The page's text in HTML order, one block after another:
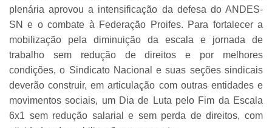
plenária aprovou a intensificação da defesa do ANDES-
SN e o combate à Federação Proifes. Para fortalecer a
mobilização pela diminuição da escala e jornada de
trabalho sem redução de direitos e por melhores
condições, o Sindicato Nacional e suas seções sindicais
deverão construir, em articulação com outras entidades e
movimentos sociais, um Dia de Luta pelo Fim da Escala
6x1 sem redução salarial e sem perda de direitos, com